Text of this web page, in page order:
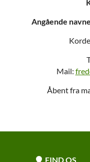
Angående
Mail:
Åbent fra
 FIND OS